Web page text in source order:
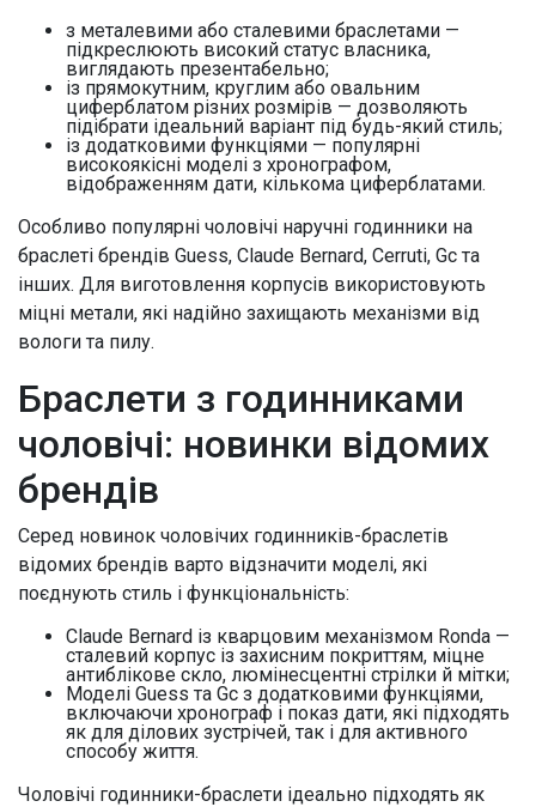
з металевими або сталевими браслетами —
підкреслюють високий статус власника,
виглядають презентабельно;
із прямокутним, круглим або овальним
циферблатом різних розмірів — дозволяють
підібрати ідеальний варіант під будь-який стиль;
із додатковими функціями — популярні
високоякісні моделі з хронографом,
відображенням дати, кількома циферблатами.
Особливо популярні чоловічі наручні годинники на
браслеті брендів Guess, Claude Bernard, Cerruti, Gc та
інших. Для виготовлення корпусів використовують
міцні метали, які надійно захищають механізми від
вологи та пилу.
Браслети з годинниками
чоловічі: новинки відомих
брендів
Серед новинок чоловічих годинників-браслетів
відомих брендів варто відзначити моделі, які
поєднують стиль і функціональність:
Claude Bernard із кварцовим механізмом Ronda —
сталевий корпус із захисним покриттям, міцне
антиблікове скло, люмінесцентні стрілки й мітки;
Моделі Guess та Gc з додатковими функціями,
включаючи хронограф і показ дати, які підходять
як для ділових зустрічей, так і для активного
способу життя.
Чоловічі годинники-браслети ідеально підходять як